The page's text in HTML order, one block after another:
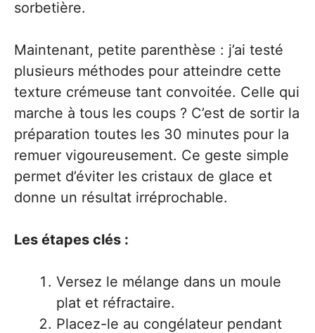
sorbetière.
Maintenant, petite parenthèse : j’ai testé
plusieurs méthodes pour atteindre cette
texture crémeuse tant convoitée. Celle qui
marche à tous les coups ? C’est de sortir la
préparation toutes les 30 minutes pour la
remuer vigoureusement. Ce geste simple
permet d’éviter les cristaux de glace et
donne un résultat irréprochable.
Les étapes clés :
Versez le mélange dans un moule
plat et réfractaire.
Placez-le au congélateur pendant